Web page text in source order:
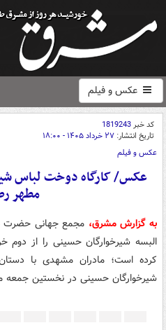
عکس و فیلم
کد خبر1819243
تاریخ انتشار: ۲۷ خرداد ۱۴۰۵ - ۱۸:۰۰
عکس و فیلم
عکس/ کارگاه دوخت لباس
مطهر
به گزارش مشرق، مجمع جهانی حضرت
البسه شیرخوارگان حسینی را از دوم
کرده است؛ مادران مشهدی با
شیرخوارگان حسینی در نخستین جمعه